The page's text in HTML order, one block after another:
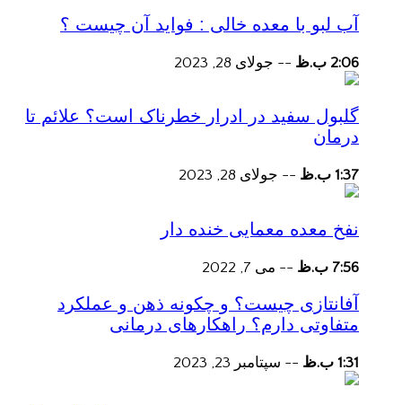
آب لبو با معده خالی : فواید آن چیست ؟
2:06 ب.ظ -- جولای 28, 2023
گلبول سفید در ادرار خطرناک است؟ علائم تا
درمان
1:37 ب.ظ -- جولای 28, 2023
نفخ معده معمایی خنده دار
7:56 ب.ظ -- می 7, 2022
آفانتازی چیست؟ و چکونه ذهن و عملکرد
متفاوتی دارم؟ راهکارهای درمانی
1:31 ب.ظ -- سپتامبر 23, 2023